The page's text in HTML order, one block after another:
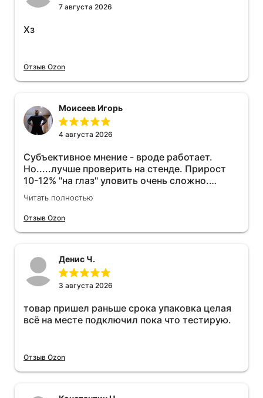
7 августа 2026
Хз
Отзыв Ozon
Моисеев Игорь
4 августа 2026
Субъективное мнение - вроде работает.
Но.....лучше проверить на стенде. Прирост
10-12% "на глаз" уловить очень сложно.
Покатаюсь, потом отключу и посмотрю, что
будет 😁.
Читать полностью
Отзыв Ozon
Денис Ч.
3 августа 2026
товар пришел раньше срока упаковка целая
всё на месте подключил пока что тестирую.
Отзыв Ozon